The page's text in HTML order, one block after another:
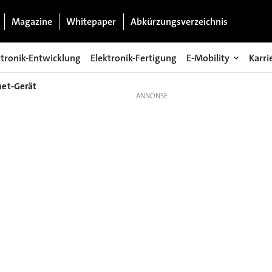
Magazine Whitepaper Abkürzungsverzeichnis
Entwicklung Elektronik-Fertigung E-Mobility
Gerät